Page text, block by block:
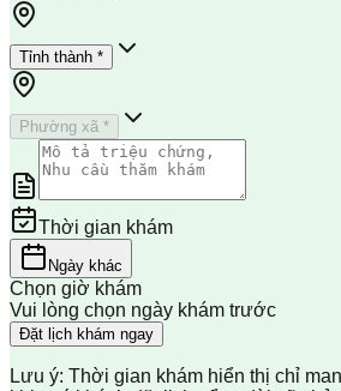
Tỉnh thành *
Phường xã *
Thời gian khám
Ngày khác
Chọn giờ khám
Vui lòng chọn ngày khám trước
Đặt lịch khám ngay
Lưu ý: Thời gian khám hiển thị chỉ